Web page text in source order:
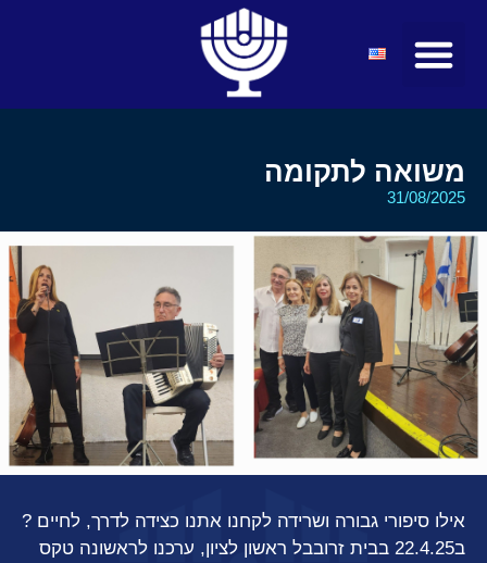
משואה לתקומה
31/08/2025
אילו סיפורי גבורה ושרידה לקחנו אתנו כצידה לדרך, לחיים ?
ב22.4.25 בבית זרובבל ראשון לציון, ערכנו לראשונה טקס